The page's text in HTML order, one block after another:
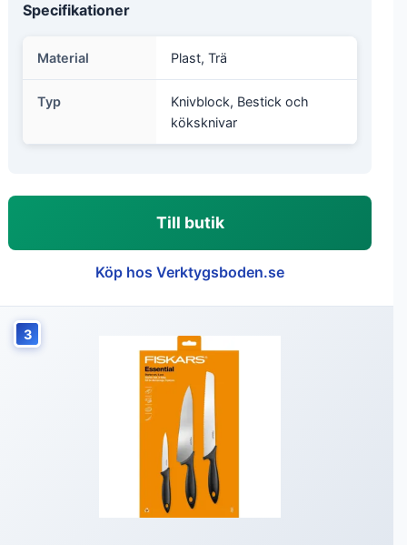
Specifikationer
Material Plast, Trä
Typ
Knivblock, Bestick och
köksknivar
Till butik
Köp hos Verktygsboden.se
3